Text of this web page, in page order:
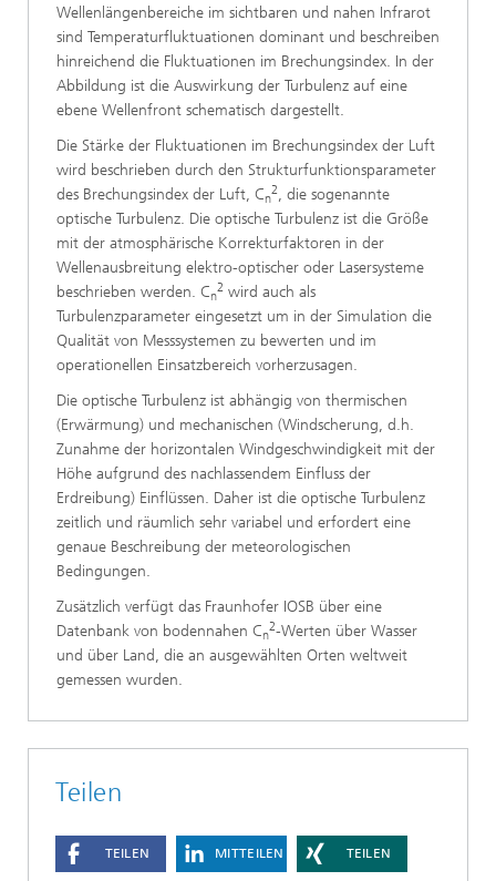
Wellenlängenbereiche im sichtbaren und nahen Infrarot
sind Temperaturfluktuationen dominant und beschreiben
hinreichend die Fluktuationen im Brechungsindex. In der
Abbildung ist die Auswirkung der Turbulenz auf eine
ebene Wellenfront schematisch dargestellt.
Die Stärke der Fluktuationen im Brechungsindex der Luft
wird beschrieben durch den Strukturfunktionsparameter
des Brechungsindex der Luft, Cn
2, die sogenannte
optische Turbulenz. Die optische Turbulenz ist die Größe
mit der atmosphärische Korrekturfaktoren in der
Wellenausbreitung elektro-optischer oder Lasersysteme
beschrieben werden. Cn
2 wird auch als
Turbulenzparameter eingesetzt um in der Simulation die
Qualität von Messsystemen zu bewerten und im
operationellen Einsatzbereich vorherzusagen.
Die optische Turbulenz ist abhängig von thermischen
(Erwärmung) und mechanischen (Windscherung, d.h.
Zunahme der horizontalen Windgeschwindigkeit mit der
Höhe aufgrund des nachlassendem Einfluss der
Erdreibung) Einflüssen. Daher ist die optische Turbulenz
zeitlich und räumlich sehr variabel und erfordert eine
genaue Beschreibung der meteorologischen
Bedingungen.
Zusätzlich verfügt das Fraunhofer IOSB über eine
Datenbank von bodennahen Cn
2-Werten über Wasser
und über Land, die an ausgewählten Orten weltweit
gemessen wurden.
Teilen
TEILEN MITTEILEN TEILEN